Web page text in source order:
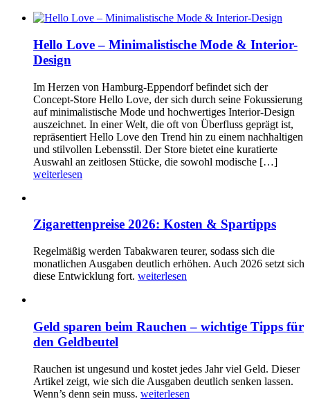
Hello Love – Minimalistische Mode & Interior-
Design
Im Herzen von Hamburg-Eppendorf befindet sich der
Concept-Store Hello Love, der sich durch seine Fokussierung
auf minimalistische Mode und hochwertiges Interior-Design
auszeichnet. In einer Welt, die oft von Überfluss geprägt ist,
repräsentiert Hello Love den Trend hin zu einem nachhaltigen
und stilvollen Lebensstil. Der Store bietet eine kuratierte
Auswahl an zeitlosen Stücke, die sowohl modische […]
weiterlesen
Zigarettenpreise 2026: Kosten & Spartipps
Regelmäßig werden Tabakwaren teurer, sodass sich die
monatlichen Ausgaben deutlich erhöhen. Auch 2026 setzt sich
diese Entwicklung fort. weiterlesen
Geld sparen beim Rauchen – wichtige Tipps für
den Geldbeutel
Rauchen ist ungesund und kostet jedes Jahr viel Geld. Dieser
Artikel zeigt, wie sich die Ausgaben deutlich senken lassen.
Wenn’s denn sein muss. weiterlesen